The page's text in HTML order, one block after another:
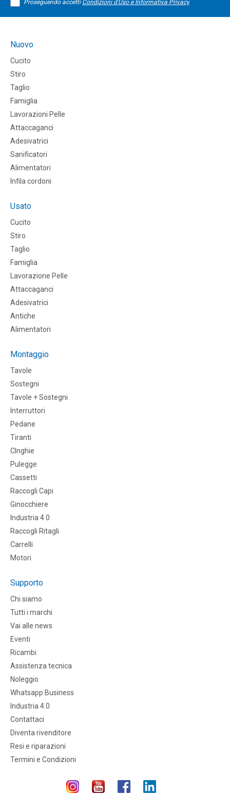
Proseguendo accetti Condizioni d'Uso e Informativa Privacy
Nuovo
Cucito
Stiro
Taglio
Famiglia
Lavorazioni Pelle
Attaccaganci
Adesivatrici
Sanificatori
Alimentatori
Infila cordoni
Usato
Cucito
Stiro
Taglio
Famiglia
Lavorazione Pelle
Attaccaganci
Adesivatrici
Antiche
Alimentatori
Montaggio
Tavole
Sostegni
Tavole + Sostegni
Interruttori
Pedane
Tiranti
CInghie
Pulegge
Cassetti
Raccogli Capi
Ginocchiere
Industria 4.0
Raccogli Ritagli
Carrelli
Motori
Supporto
Chi siamo
Tutti i marchi
Vai alle news
Eventi
Ricambi
Assistenza tecnica
Noleggio
Whatsapp Business
Industria 4.0
Contattaci
Diventa rivenditore
Resi e riparazioni
Termini e Condizioni